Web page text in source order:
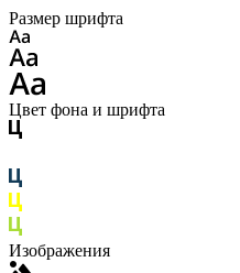
Размер шрифта
Цвет фона и шрифта
Изображения